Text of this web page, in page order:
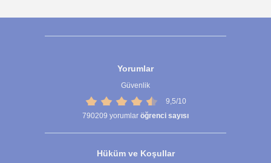
Yorumlar
Güvenlik
9,5/10
790209 yorumlar öğrenci sayısı
Hüküm ve Koşullar